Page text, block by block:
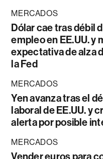
MERCADOS
Dólar cae tras débil
empleo en EE.UU. y
expectativa de alza
la Fed
MERCADOS
Yen avanza tras el
laboral de EE.UU. y
alerta por posible
MERCADOS
Vender euros para